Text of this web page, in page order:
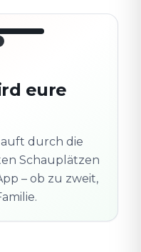
280
m
eure
durch die
Schauplätzen
– ob zu zweit,